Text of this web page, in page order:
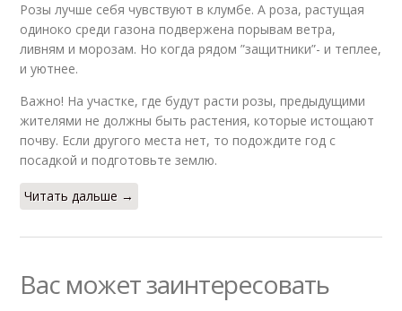
Розы лучше себя чувствуют в клумбе. А роза, растущая
одиноко среди газона подвержена порывам ветра,
ливням и морозам. Но когда рядом ”защитники”- и теплее,
и уютнее.
Важно! На участке, где будут расти розы, предыдущими
жителями не должны быть растения, которые истощают
почву. Если другого места нет, то подождите год с
посадкой и подготовьте землю.
Читать дальше →
Вас может заинтересовать